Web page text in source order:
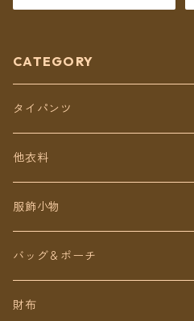
CATEGORY
タイパンツ
定番無地タイパンツ
チェトオリジナル
ロング丈
ミディアム丈
他衣料
トップス
ワンピース
パンツ
服飾小物
バッグ＆ポーチ
財布